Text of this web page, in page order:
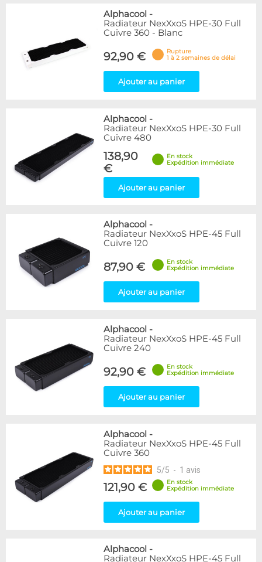
Alphacool -
Radiateur NexXxoS HPE-30 Full
Cuivre 360 - Blanc
92,90 €
Rupture
1 à 2 semaines de délai
Ajouter au panier
Alphacool -
Radiateur NexXxoS HPE-30 Full
Cuivre 480
138,90
€
En stock
Expédition immédiate
Ajouter au panier
Alphacool -
Radiateur NexXxoS HPE-45 Full
Cuivre 120
87,90 €
En stock
Expédition immédiate
Ajouter au panier
Alphacool -
Radiateur NexXxoS HPE-45 Full
Cuivre 240
92,90 €
En stock
Expédition immédiate
Ajouter au panier
Alphacool -
Radiateur NexXxoS HPE-45 Full
Cuivre 360
5/5 - 1 avis
121,90 €
En stock
Expédition immédiate
Ajouter au panier
Alphacool -
Radiateur NexXxoS HPE-45 Full